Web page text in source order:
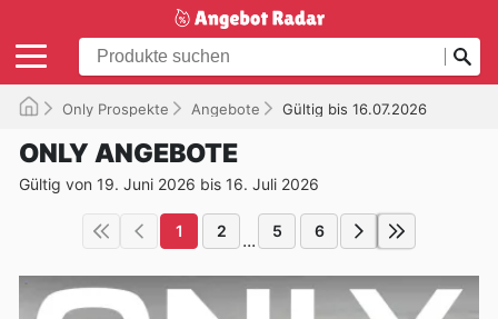
Only Prospekte Angebote Gültig bis 16.07.2026
ONLY ANGEBOTE
Gültig von 19. Juni 2026 bis 16. Juli 2026
1 2 ... 5 6